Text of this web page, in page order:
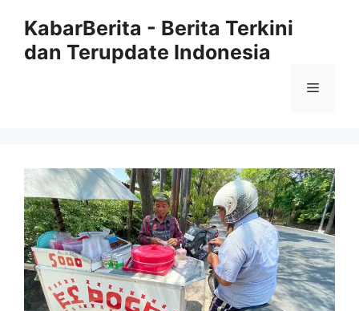
KabarBerita - Berita Terkini
dan Terupdate Indonesia
Menu